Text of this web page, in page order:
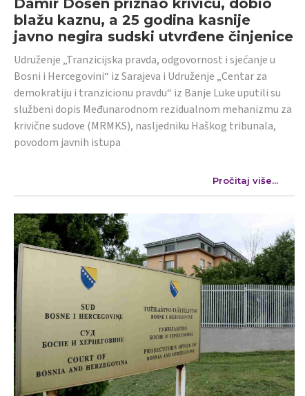
blažu kaznu, a 25 godina kasnije
javno negira sudski utvrđene činjenice
Udruženje „Tranzicijska pravda, odgovornost i sjećanje u
Bosni i Hercegovini“ iz Sarajeva i Udruženje „Centar za
demokratiju i tranzicionu pravdu“ iz Banje Luke uputili su
službeni dopis Međunarodnom rezidualnom mehanizmu za
krivične sudove (MRMKS), nasljedniku Haškog tribunala,
povodom javnih istupa
Pročitaj više...